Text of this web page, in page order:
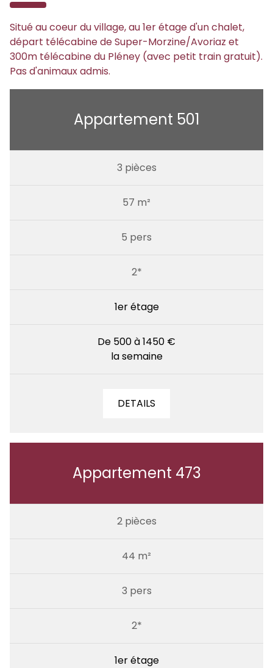
Situé au coeur du village, au 1er étage d'un chalet,
départ télécabine de Super-Morzine/Avoriaz et
300m télécabine du Pléney (avec petit train gratuit).
Pas d'animaux admis.
Appartement 501
3 pièces
57 m²
5 pers
2*
1er étage
De 500 à 1450 €
la semaine
DETAILS
Appartement 473
2 pièces
44 m²
3 pers
2*
1er étage